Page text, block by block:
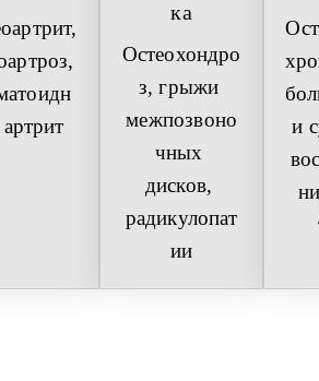
ка
Остеохондро
з, грыжи
межпозвоно
чных
дисков,
радикулопат
ии
и